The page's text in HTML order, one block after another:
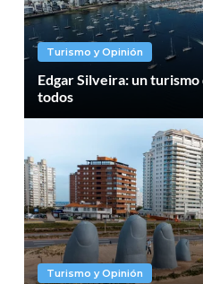
Turismo y Opinión
Edgar Silveira: un
todos
Turismo y Opinión